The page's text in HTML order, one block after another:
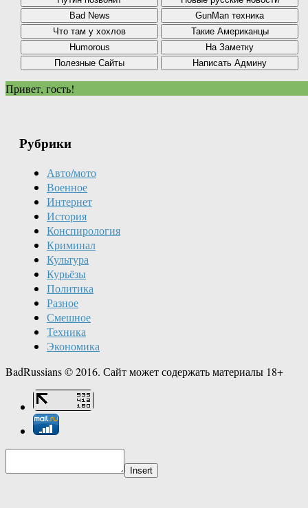
Привет, гость!
Рубрики
Авто/мото
Военное
Интернет
История
Конспирология
Криминал
Культура
Курьёзы
Политика
Разное
Смешное
Техника
Экономика
BadRussians © 2016. Сайт может содержать материалы 18+
Insert